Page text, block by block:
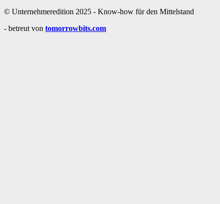
© Unternehmeredition 2025 - Know-how für den Mittelstand
- betreut von tomorrowbits.com